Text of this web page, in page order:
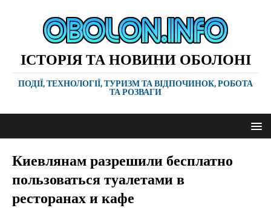
ІСТОРІЯ ТА НОВИНИ ОБОЛОНІ
ПОДІЇ, ТЕХНОЛОГІЇ, ТУРИЗМ ТА ВІДПОЧИНОК, РОБОТА
ТА РОЗВАГИ
Киевлянам разрешили бесплатно
пользоваться туалетами в
ресторанах и кафе